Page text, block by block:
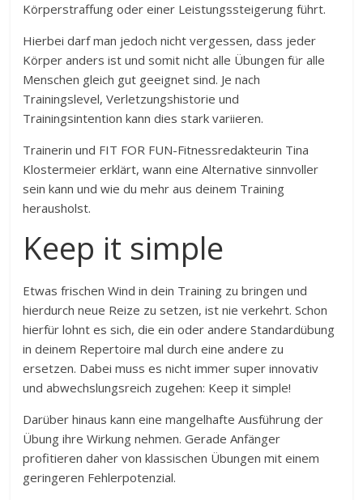
Körperstraffung oder einer Leistungssteigerung führt.
Hierbei darf man jedoch nicht vergessen, dass jeder
Körper anders ist und somit nicht alle Übungen für alle
Menschen gleich gut geeignet sind. Je nach
Trainingslevel, Verletzungshistorie und
Trainingsintention kann dies stark variieren.
Trainerin und FIT FOR FUN-Fitnessredakteurin Tina
Klostermeier erklärt, wann eine Alternative sinnvoller
sein kann und wie du mehr aus deinem Training
herausholst.
Keep it simple
Etwas frischen Wind in dein Training zu bringen und
hierdurch neue Reize zu setzen, ist nie verkehrt. Schon
hierfür lohnt es sich, die ein oder andere Standardübung
in deinem Repertoire mal durch eine andere zu
ersetzen. Dabei muss es nicht immer super innovativ
und abwechslungsreich zugehen: Keep it simple!
Darüber hinaus kann eine mangelhafte Ausführung der
Übung ihre Wirkung nehmen. Gerade Anfänger
profitieren daher von klassischen Übungen mit einem
geringeren Fehlerpotenzial.